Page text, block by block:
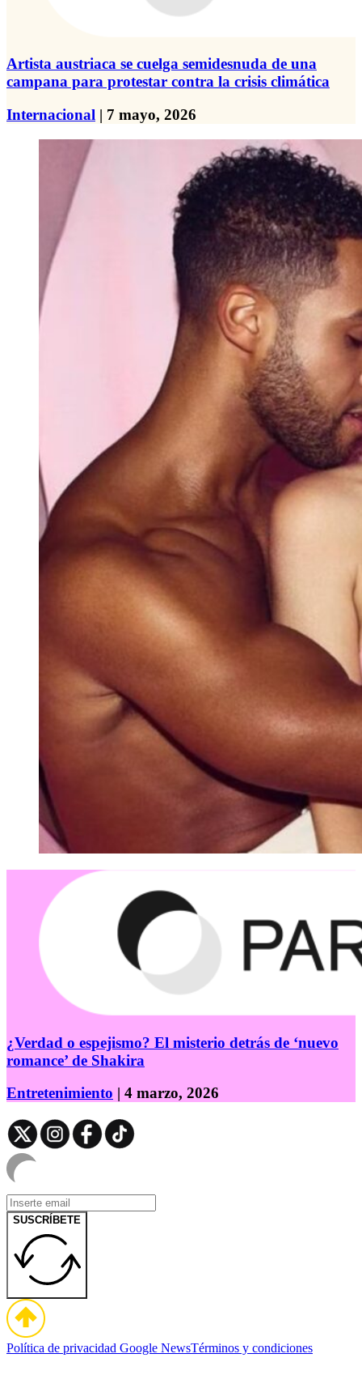
Artista austriaca se cuelga semidesnuda de una
campana para protestar contra la crisis climática
Internacional | 7 mayo, 2026
¿Verdad o espejismo? El misterio detrás de ‘nuevo
romance’ de Shakira
Entretenimiento | 4 marzo, 2026
SUSCRÍBETE
Política de privacidad Google NewsTérminos y condiciones